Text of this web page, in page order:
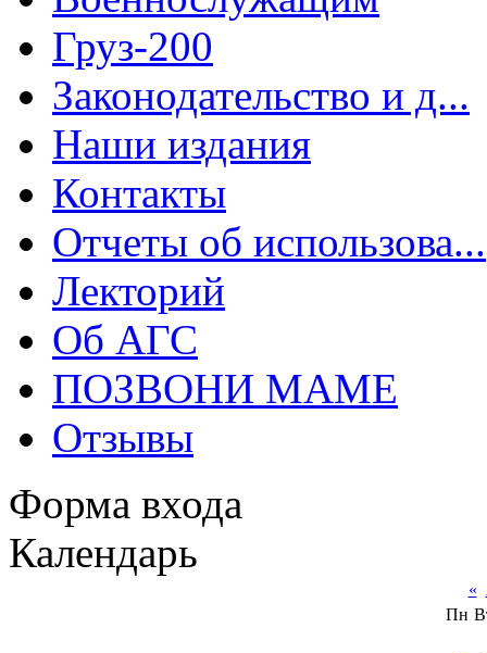
Груз-200
Законодательство и д...
Наши издания
Контакты
Отчеты об использова...
Лекторий
Об АГС
ПОЗВОНИ МАМЕ
Отзывы
Форма входа
Календарь
«
Пн